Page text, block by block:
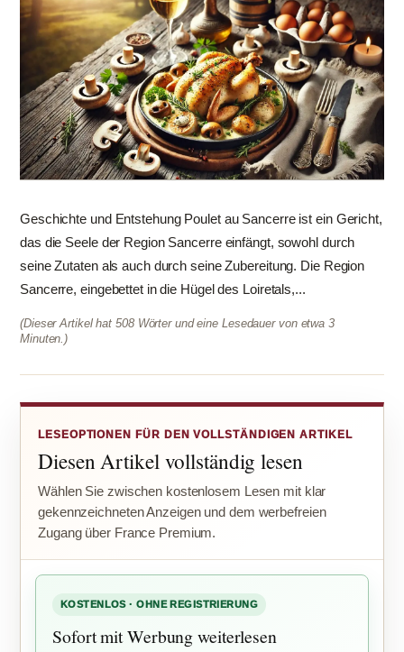
Geschichte und Entstehung Poulet au Sancerre ist ein Gericht,
das die Seele der Region Sancerre einfängt, sowohl durch
seine Zutaten als auch durch seine Zubereitung. Die Region
Sancerre, eingebettet in die Hügel des Loiretals,...
(Dieser Artikel hat 508 Wörter und eine Lesedauer von etwa 3
Minuten.)
LESEOPTIONEN FÜR DEN VOLLSTÄNDIGEN ARTIKEL
Diesen Artikel vollständig lesen
Wählen Sie zwischen kostenlosem Lesen mit klar
gekennzeichneten Anzeigen und dem werbefreien
Zugang über France Premium.
KOSTENLOS · OHNE REGISTRIERUNG
Sofort mit Werbung weiterlesen